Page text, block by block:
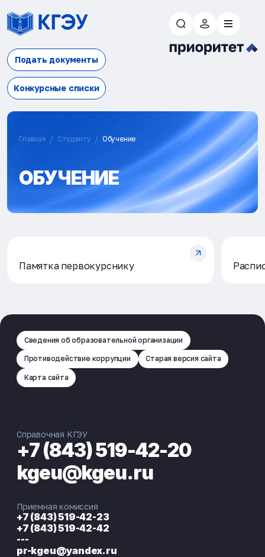
Подать документы
Конкурсные списки
Главная Студенту Обучение
ОБУЧЕНИЕ
Памятка первокурснику
Сведения об образовательной организации
Противодействие коррупции Старая версия сайта
Карта сайта
Справочная КГЭУ
+7 (843) 519-42-20
kgeu@kgeu.ru
Приемная комиссия
+7 (843) 519-42-23
+7 (843) 519-42-42
---
pr-kgeu@yandex.ru